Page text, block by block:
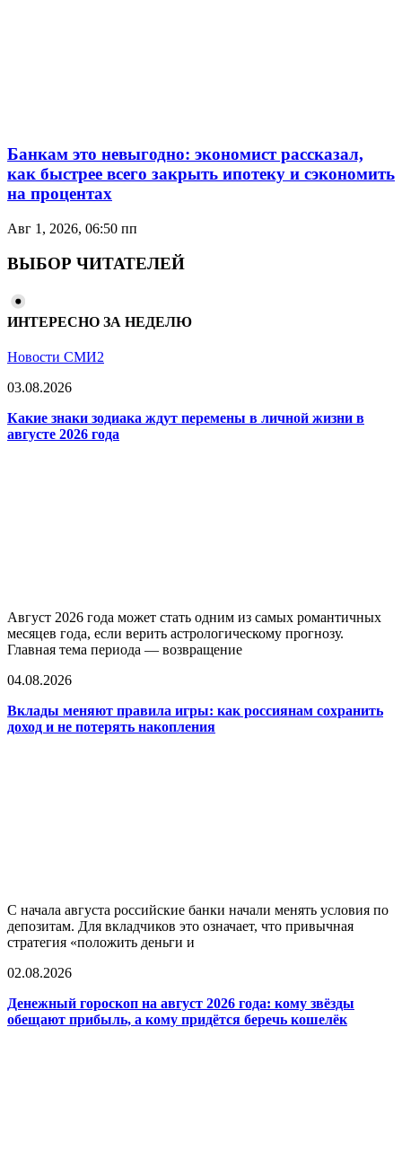
Банкам это невыгодно: экономист рассказал,
как быстрее всего закрыть ипотеку и сэкономить
на процентах
Авг 1, 2026, 06:50 пп
ВЫБОР ЧИТАТЕЛЕЙ
ИНТЕРЕСНО ЗА НЕДЕЛЮ
Новости СМИ2
03.08.2026
Какие знаки зодиака ждут перемены в личной жизни в
августе 2026 года
Август 2026 года может стать одним из самых романтичных
месяцев года, если верить астрологическому прогнозу.
Главная тема периода — возвращение
04.08.2026
Вклады меняют правила игры: как россиянам сохранить
доход и не потерять накопления
С начала августа российские банки начали менять условия по
депозитам. Для вкладчиков это означает, что привычная
стратегия «положить деньги и
02.08.2026
Денежный гороскоп на август 2026 года: кому звёзды
обещают прибыль, а кому придётся беречь кошелёк